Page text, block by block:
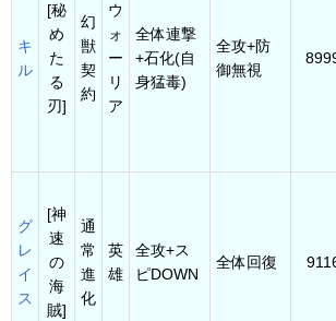
キ
ル
[秘
め
た
る
刃]
幻
獣
契
約
ウ
ォ
ー
リ
ア
全体連撃
+石化(自
身猛毒)
全攻+防
御無視
グ
レ
イ
ス
[神
速
の
海
賊]
通
常
進
化
英
雄
全攻+ス
ピDOWN
全体回復